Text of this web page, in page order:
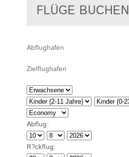
FLÜGE BUCHEN
Abflug:
R?ckflug: